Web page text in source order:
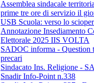
Assemblea sindacale
prime tre ore di servizio il
USB Scuola: verso lo
Annotazione Insediamento
Elettorale 2025 IIS VOLTA
SADOC informa - Question
precari
Sindacato Ins. Religione -
Snadir Info-Point n.338